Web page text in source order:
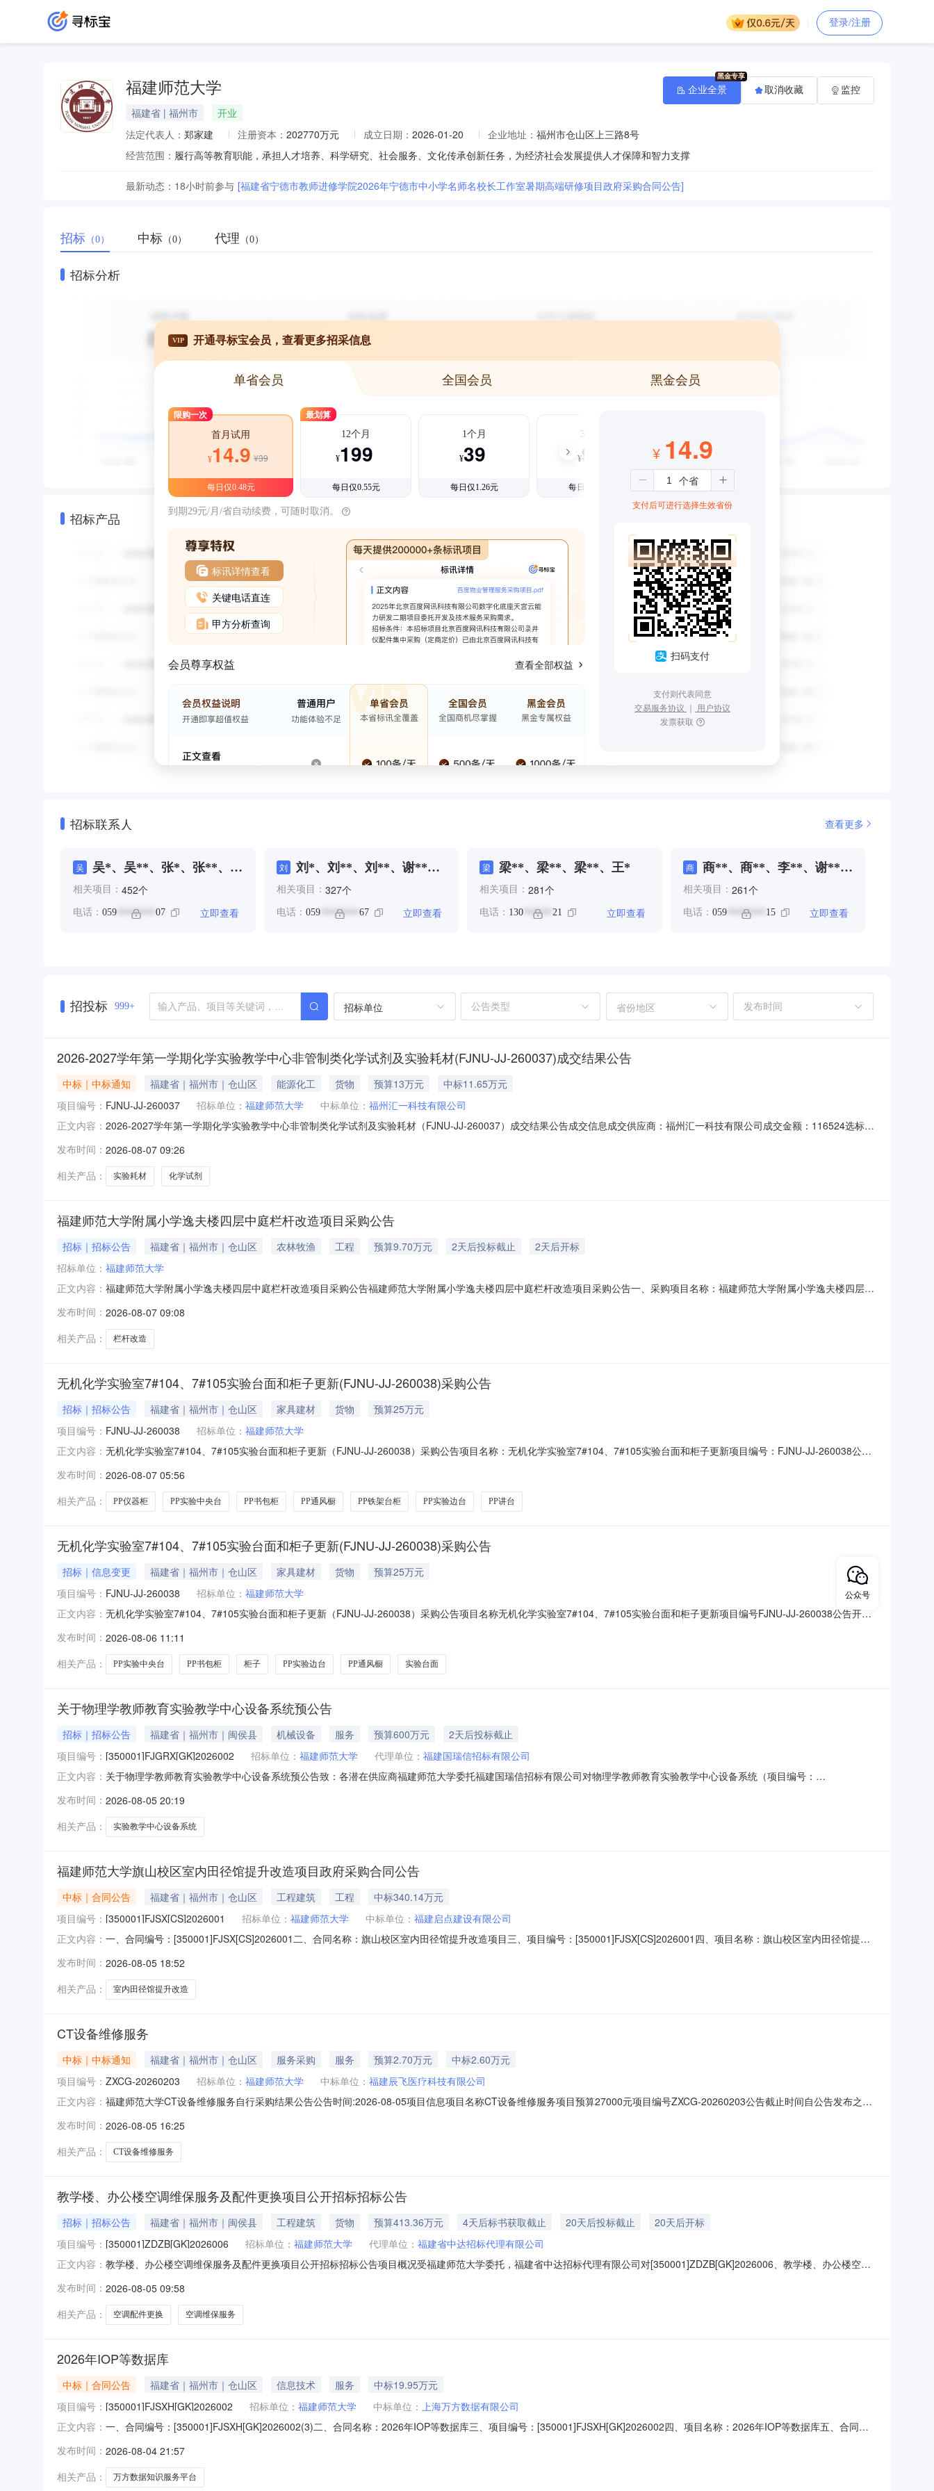
登录/注册
福建师范大学
福建省 | 福州市
开业
法定代表人： 郑家建 注册资本： 202770万元 成立日期： 2026-01-20 企业地址： 福州市仓山区上三路8号
经营范围： 履行高等教育职能，承担人才培养、科学研究、社会服务、文化传承创新任务，为经济社会发展提供人才保障和智力支撑
最新动态： 18小时前参与 [福建省宁德市教师进修学院2026年宁德市中小学名师名校长工作室暑期高端研修项目政府采购合同公告]
企业全景 取消收藏 监控
招标 （0） 中标 （0） 代理 （0）
招标分析
招标产品
VIP 开通寻标宝会员，查看更多招采信息
单省会员 全国会员 黑金会员
限购一次
首月试用
¥14.9 ¥39
每日仅0.48元
最划算
12个月
¥199
每日仅0.55元
1个月
¥39
每日仅1.26元
3个月
¥99
每日仅1.08元
到期29元/月/省自动续费，可随时取消。
标讯详情查看
关键电话直连
甲方分析查询
会员尊享权益 查看全部权益
¥ 14.9
支付后可进行选择生效省份
扫码支付
支付则代表同意
交易服务协议 ｜ 用户协议
发票获取
招标联系人 查看更多
吴
吴*、吴**、张*、张**、马
相关项目： 452个
电话： 059 ******** 07 立即查看
刘
刘*、刘**、刘**、谢**、
相关项目： 327个
电话： 059******** 67 立即查看
梁 梁**、梁**、梁**、王*
相关项目： 281个
电话： 130 ****** 21 立即查看
商
商**、商**、李**、谢**、
陈***、黄**
相关项目： 261个
电话： 059******** 15 立即查看
招投标 999+ 招标单位 省份地区
2026-2027学年第一学期化学实验教学中心非管制类化学试剂及实验耗材(FJNU-JJ-260037)成交结果公告
中标｜中标通知 福建省｜福州市｜仓山区 能源化工 货物 预算13万元
中标11.65万元
项目编号： FJNU-JJ-260037 招标单位： 福建师范大学 中标单位： 福州汇一科技有限公司
正文内容： 2026-2027学年第一学期化学实验教学中心非管制类化学试剂及实验耗材（FJNU-JJ-260037）成交结果公告成交信息成交供应商：福州汇一科技有限公司成交金额：116524选标理
期：2026-08-07采购单位：福建师范大学付款方式：货到验收合格付清全款联系人：联系电话：签约时间要求：成交后15日内到货时间要求：签订合同后15
发布时间： 2026-08-07 09:26
相关产品：
实验耗材 化学试剂
福建师范大学附属小学逸夫楼四层中庭栏杆改造项目采购公告
招标｜招标公告 福建省｜福州市｜仓山区 农林牧渔 工程 预算9.70万元 2天后投标截止
2天后开标
招标单位： 福建师范大学
正文内容： 福建师范大学附属小学逸夫楼四层中庭栏杆改造项目采购公告福建师范大学附属小学逸夫楼四层中庭栏杆改造项目采购公告一、采购项目名称：福建师范大学附属小学逸夫楼四层中
月7日——2026年8月9日。四、投标文件递交截止时间以及开标时间：2026年8月10日（周一）下午15:00五、开标地点：福建师范大学附属小学会议室六、评标方法：综合评分法
七、投标人应提供以
发布时间： 2026-08-07 09:08
相关产品：
栏杆改造
无机化学实验室7#104、7#105实验台面和柜子更新(FJNU-JJ-260038)采购公告
招标｜招标公告 福建省｜福州市｜仓山区 家具建材 货物
预算25万元
项目编号： FJNU-JJ-260038 招标单位： 福建师范大学
正文内容： 无机化学实验室7#104、7#105实验台面和柜子更新（FJNU-JJ-260038）采购公告项目名称：无机化学实验室7#104、7#105实验台面和柜子更新项目编号：FJNU-JJ-260038公告
订合同后15个工作日内预算总价：250000元收货地址：福建师范大学旗山校区理工楼7#104、7#105供应商资质要求：符合《政府采购法》第二
发布时间： 2026-08-07 05:56
相关产品：
PP仪器柜 PP实验中央台 PP书包柜 PP通风橱 PP铁架台柜 PP实验边台 PP讲台
无机化学实验室7#104、7#105实验台面和柜子更新(FJNU-JJ-260038)采购公告
招标｜信息变更 福建省｜福州市｜仓山区 家具建材 货物
预算25万元
项目编号： FJNU-JJ-260038 招标单位： 福建师范大学
正文内容： 无机化学实验室7#104、7#105实验台面和柜子更新（FJNU-JJ-260038）采购公告项目名称无机化学实验室7#104、7#105实验台面和柜子更新项目编号FJNU-JJ-260038公告开始
间要求成交后15日内到货时间要求签订合同后15个工作日内预算￥250000.0收货地址福建师范大学旗山校区理工楼7#104、7#105供应商资质
发布时间： 2026-08-06 11:11
相关产品：
PP实验中央台 PP书包柜 柜子 PP实验边台 PP通风橱 实验台面
关于物理学教师教育实验教学中心设备系统预公告
招标｜招标公告 福建省｜福州市｜闽侯县 机械设备 服务 预算600万元
2天后投标截止
项目编号： [350001]FJGRX[GK]2026002 招标单位： 福建师范大学 代理单位： 福建国瑞信招标有限公司
正文内容： 关于物理学教师教育实验教学中心设备系统预公告致：各潜在供应商福建师范大学委托福建国瑞信招标有限公司对物理学教师教育实验教学中心设备系统（项目编号：
告，各潜在供应商如对招标文件（预公告版）有建议或意见请在预公告截止时间之前提出，并同时将书面材料(包含建议或意见书原件、经年检合格的法人营业执照复印件、单
发布时间： 2026-08-05 20:19
相关产品：
实验教学中心设备系统
福建师范大学旗山校区室内田径馆提升改造项目政府采购合同公告
中标｜合同公告 福建省｜福州市｜仓山区 工程建筑 工程
中标340.14万元
项目编号： [350001]FJSX[CS]2026001 招标单位： 福建师范大学 中标单位： 福建启点建设有限公司
正文内容： 一、合同编号：[350001]FJSX[CS]2026001二、合同名称：旗山校区室内田径馆提升改造项目三、项目编号：[350001]FJSX[CS]2026001四、项目名称：旗山校区室内田径馆提升
南大道55号龙旺商业中心3#楼11层1103办公联系方式：13960886681六、合同主要信息主要标的：序号名称数量(单位)单价(元)总价(元
发布时间： 2026-08-05 18:52
相关产品：
室内田径馆提升改造
CT设备维修服务
中标｜中标通知 福建省｜福州市｜仓山区 服务采购 服务 预算2.70万元
中标2.60万元
项目编号： ZXCG-20260203 招标单位： 福建师范大学 中标单位： 福建辰飞医疗科技有限公司
正文内容： 福建师范大学CT设备维修服务自行采购结果公告公告时间:2026-08-05项目信息项目名称CT设备维修服务项目预算27000元项目编号ZXCG-20260203公告截止时间自公告发布之日
序号名称规格型号数量单价小计金额1CT设备维修服务/1批26000元26000元
发布时间： 2026-08-05 16:25
相关产品：
CT设备维修服务
教学楼、办公楼空调维保服务及配件更换项目公开招标招标公告
招标｜招标公告 福建省｜福州市｜闽侯县 工程建筑 货物 预算413.36万元 4天后标书获取截止 20天后投标截止
20天后开标
项目编号： [350001]ZDZB[GK]2026006 招标单位： 福建师范大学 代理单位： 福建省中达招标代理有限公司
正文内容： 教学楼、办公楼空调维保服务及配件更换项目公开招标招标公告项目概况受福建师范大学委托，福建省中达招标代理有限公司对[350001]ZDZB[GK]2026006、教学楼、办公楼空调
(zfcg.czt.fujian.gov.cn)免费申请账号在福建省政府采购网上公开信息系统按项目获取采购文件，并于2026年08月28日09时00分00秒（北京时间）前递交投标文件。一、项目基本情
况项
发布时间： 2026-08-05 09:58
相关产品：
空调配件更换 空调维保服务
2026年IOP等数据库
中标｜合同公告 福建省｜福州市｜仓山区 信息技术 服务
中标19.95万元
项目编号： [350001]FJSXH[GK]2026002 招标单位： 福建师范大学 中标单位： 上海万方数据有限公司
正文内容： 一、合同编号：[350001]FJSXH[GK]2026002(3)二、合同名称：2026年IOP等数据库三、项目编号：[350001]FJSXH[GK]2026002四、项目名称：2026年IOP等数据库五、合同主
裕景国际A座1101室联系方式：18030381223六、合同主要信息主要标的名称：2026年万方数据知识服务平台规格型号（或服务要求）
发布时间： 2026-08-04 21:57
相关产品：
万方数据知识服务平台
公众号